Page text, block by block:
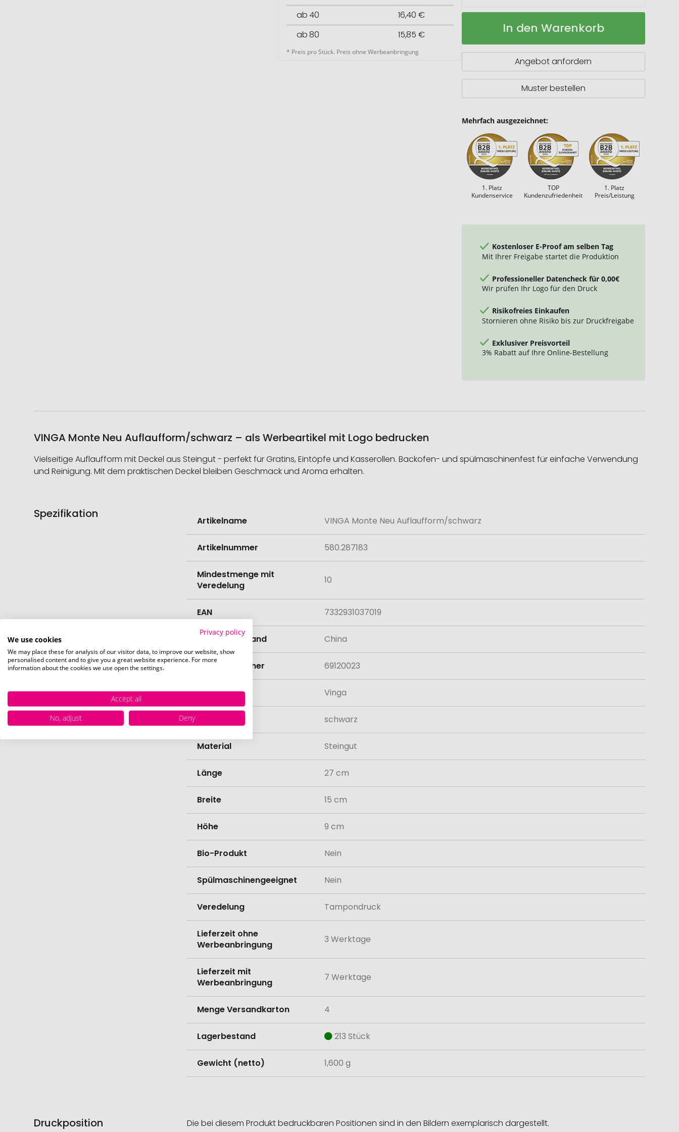
ab 40
16,40 €
ab 80
15,85 €
* Preis pro Stück. Preis ohne Werbeanbringung
VINGA
Auflaufform
Auf
In den Warenkorb
Angebot anfordern
Muster bestellen
Mehrfach ausgezeichnet:
1. Platz
Kundenservice
TOP
Kundenzufriedenheit
1. Platz
Preis/Leistung
Kostenloser E-Proof am selben Tag
Mit Ihrer Freigabe startet die Produktion
Professioneller Datencheck für 0,00€
Wir prüfen Ihr Logo für den Druck
Risikofreies Einkaufen
Stornieren ohne Risiko bis zur Druckfreigabe
Exklusiver Preisvorteil
3% Rabatt auf Ihre Online-Bestellung
VINGA Monte Neu Auflaufform/schwarz – als Werbeartikel mit Logo bedrucken
Vielseitige Auflaufform mit Deckel aus Steingut - perfekt für Gratins, Eintöpfe und Kasserollen. Backofen- und spülmaschinenfest für einfache Verwendung
und Reinigung. Mit dem praktischen Deckel bleiben Geschmack und Aroma erhalten.
Spezifikation
Informationen
Artikelname VINGA Monte Neu Auflaufform/schwarz
Artikelnummer 580.287183
Mindestmenge mit
Veredelung
10
EAN 7332931037019
Herstellungsland China
Zolltarifnummer 69120023
Marke Vinga
schwarz
Material Steingut
Länge 27 cm
Breite 15 cm
Höhe 9 cm
Bio-Produkt Nein
Spülmaschinengeeignet Nein
Veredelung Tampondruck
Lieferzeit ohne
Werbeanbringung
3 Werktage
Lieferzeit mit
Werbeanbringung
7 Werktage
Menge Versandkarton 4
Lagerbestand 213 Stück
Gewicht (netto) 1,600 g
Druckposition Die bei diesem Produkt bedruckbaren Positionen sind in den Bildern exemplarisch dargestellt.
Privacy policy
We use cookies
We may place these for analysis of our visitor data, to improve our website, show
personalised content and to give you a great website experience. For more
information about the cookies we use open the settings.
Accept all
No, adjust
Deny